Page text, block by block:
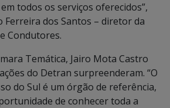
todos os serviços oferecidos”,
Ferreira dos Santos – diretor da
Condutores.
Temática, Jairo Mota Castro
do Detran surpreenderam. “O
do Sul é um órgão de referência,
de conhecer toda a